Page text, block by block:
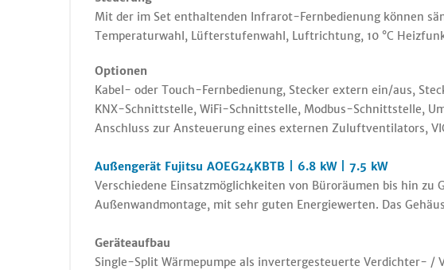
Mit der im Set enthaltenden Infrarot-Fernbedienung können
Temperaturwahl, Lüfterstufenwahl, Luftrichtung, 10 °C
Optionen
Kabel- oder Touch-Fernbedienung, Stecker extern ein/aus,
KNX-Schnittstelle, WiFi-Schnittstelle, Modbus-Schnittstelle,
Anschluss zur Ansteuerung eines externen Zuluftventilators,
Außengerät Fujitsu AOEG24KBTB | 6.8 kW | 7.5 kW
Verschiedene Einsatzmöglichkeiten von Büroräumen bis hin
Außenwandmontage, mit sehr guten Energiewerten. Das
Geräteaufbau
Single-Split Wärmepumpe als invertergesteuerte Verdichter-